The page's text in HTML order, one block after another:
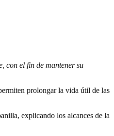
con el fin de mantener su
prolongar la vida útil de las
explicando los alcances de la